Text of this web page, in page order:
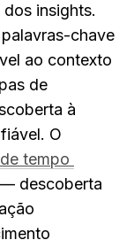
insights.
chave
ao contexto
de
à
O
tempo
descoberta